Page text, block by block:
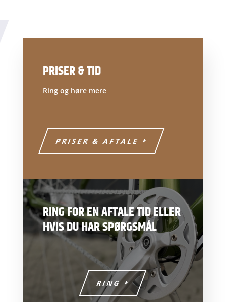
PRISER & TID
Ring og høre mere
PRISER & AFTALE
RING FOR EN AFTALE TID ELLER
HVIS DU HAR SPØRGSMÅL
RING